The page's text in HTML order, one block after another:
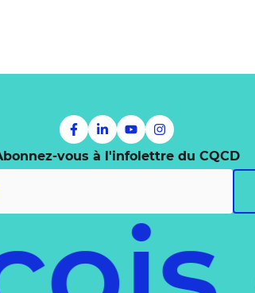
vous à l'infolettre du CQCD